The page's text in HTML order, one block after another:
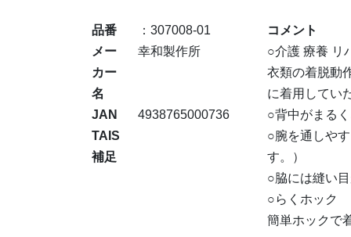
品番
：307008-01
メー
カー
名
幸和製作所
JAN
4938765000736
TAIS
補足
コメント
○介護 療養 リ
衣類の着脱動
に着用してい
○背中がまる
○腕を通しや
す。）
○脇には縫い
○らくホック
簡単ホックで